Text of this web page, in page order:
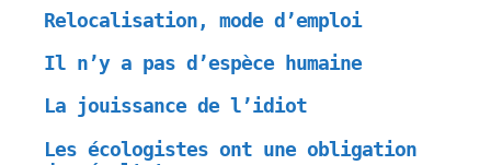
Relocalisation, mode d’emploi
Il n’y a pas d’espèce humaine
La jouissance de l’idiot
Les écologistes ont une obligation